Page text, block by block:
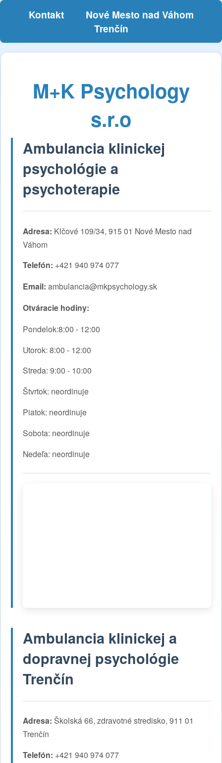
Kontakt
Nové Mesto nad Váhom
Trenčín
M+K Psychology
s.r.o
Ambulancia klinickej
psychológie a
psychoterapie
Adresa: Klčové 109/34, 915 01 Nové Mesto nad
Váhom
Telefón: +421 940 974 077
Email: ambulancia@mkpsychology.sk
Otváracie hodiny:
Pondelok:8:00 - 12:00
Utorok: 8:00 - 12:00
Streda: 9:00 - 10:00
Štvrtok: neordinuje
Piatok: neordinuje
Sobota: neordinuje
Nedeľa: neordinuje
Ambulancia klinickej a
dopravnej psychológie
Trenčín
Adresa: Školská 66, zdravotné stredisko, 911 01
Trenčín
Telefón: +421 940 974 077